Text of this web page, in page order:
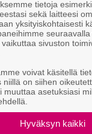
vuotista
tietoja
sekä laitteesi
yksityiskohtaisesti
seuraavalla
sivuston
voivat käsitellä
niillä on siihen
muuttaa asetuksiasi
Hyväksyn kaikki